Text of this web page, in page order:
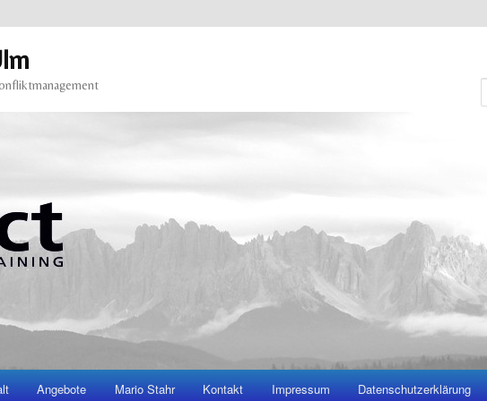
Angebote Mario Stahr Kontakt Impressum Datenschutzerklärung